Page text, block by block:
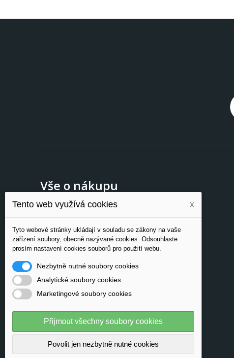
Vše o nákupu
Novinky
Kontakty
Reklamační řád
Obchodní podmínky
Doprava a platba
Registrace
Tento web využívá cookies x
Tyto webové stránky ukládají v souladu se zákony na vaše
zařízení soubory, obecně nazývané cookies. Odsouhlaste
prosím nastavení cookies souborů pro použití webu.
Nezbytně nutné soubory cookies
Analytické soubory cookies
Marketingové soubory cookies
Přijmout všechny soubory cookies
Povolit jen nezbytně nutné cookies